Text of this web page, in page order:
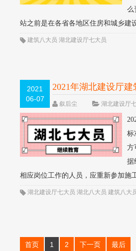
么
站之前是在各省各地区住房和城乡建
建筑八大员 湖北建设厅七大员
2021
06-07
2021年湖北建设厅
叙后尘 湖北建设厅
标
方
据
相应岗位工作的人员，应重新参加施
湖北建设厅七大员 湖北八大员 建筑八大
首页 1 2 下一页 最后